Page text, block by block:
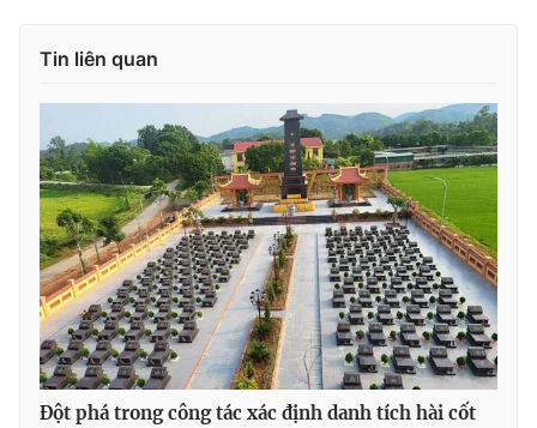
Tin liên quan
Đột phá trong công tác xác định danh tích hài cốt